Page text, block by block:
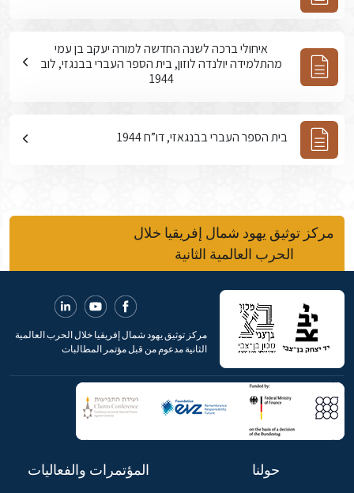
איחולי ברכה לשנה החדשה למורה יעקב בן עמי
מהתלמידה יולנדה לוזון, בית הספר העברי בבנגזי, לוב
1944
בית הספר העברי בבנגאזי, דו”ח 1944
مركز توثيق يهود شمال إفريقيا خلال
الحرب العالمية الثانية
مركز توثيق يهود شمال إفريقيا خلال الحرب العالمية
الثانية مدعوم من قبل مؤتمر المطالبات
حولنا المؤتمرات والفعاليات